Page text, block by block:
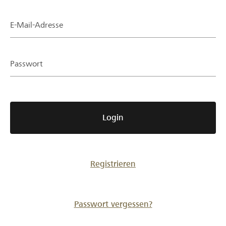
Partner / Raiffeisenbank
E-Mail-Adresse
Passwort
Login
Registrieren
Passwort vergessen?